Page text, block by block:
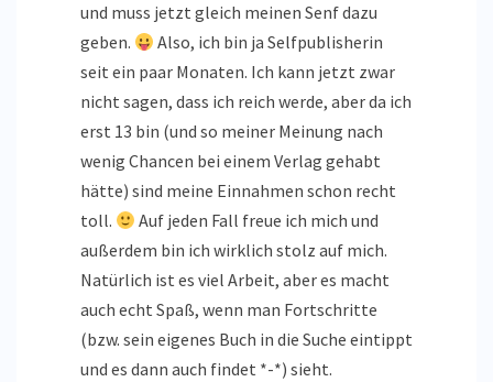
und muss jetzt gleich meinen Senf dazu
geben.
Also, ich bin ja Selfpublisherin
seit ein paar Monaten. Ich kann jetzt zwar
nicht sagen, dass ich reich werde, aber da ich
erst 13 bin (und so meiner Meinung nach
wenig Chancen bei einem Verlag gehabt
hätte) sind meine Einnahmen schon recht
toll.
Auf jeden Fall freue ich mich und
außerdem bin ich wirklich stolz auf mich.
Natürlich ist es viel Arbeit, aber es macht
auch echt Spaß, wenn man Fortschritte
(bzw. sein eigenes Buch in die Suche eintippt
und es dann auch findet *-*) sieht.